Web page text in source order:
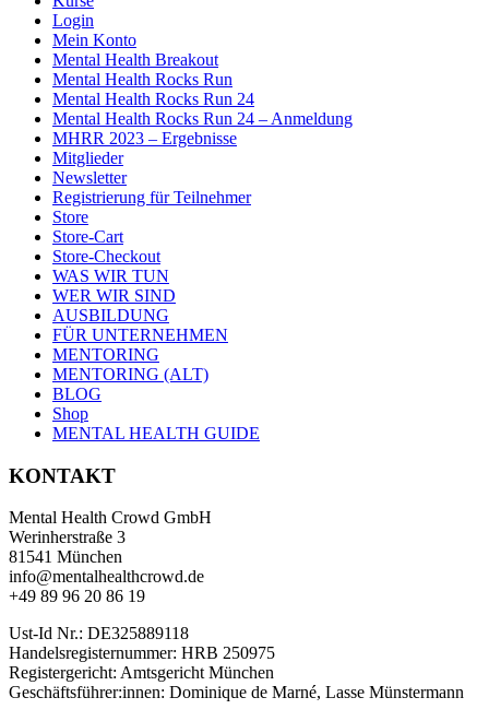
Login
Mein Konto
Mental Health Breakout
Mental Health Rocks Run
Mental Health Rocks Run 24
Mental Health Rocks Run 24 – Anmeldung
MHRR 2023 – Ergebnisse
Mitglieder
Newsletter
Registrierung für Teilnehmer
Store
Store-Cart
Store-Checkout
WAS WIR TUN
WER WIR SIND
AUSBILDUNG
FÜR UNTERNEHMEN
MENTORING
MENTORING (ALT)
BLOG
Shop
MENTAL HEALTH GUIDE
KONTAKT
Mental Health Crowd GmbH
Werinherstraße 3
81541 München
info@mentalhealthcrowd.de
+49 89 96 20 86 19
Ust-Id Nr.: DE325889118
Handelsregisternummer: HRB 250975
Registergericht: Amtsgericht München
Geschäftsführer:innen: Dominique de Marné, Lasse Münstermann